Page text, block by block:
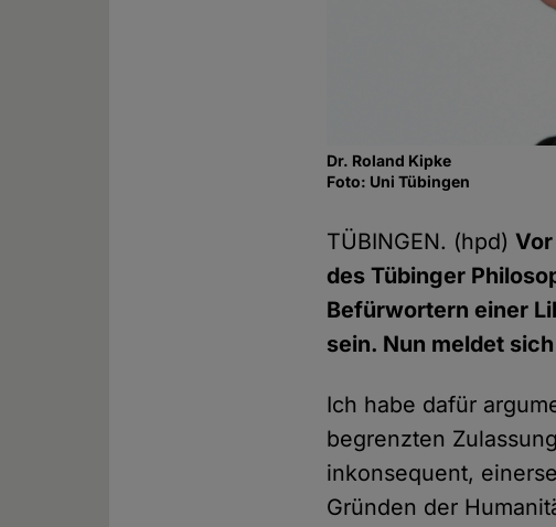
Dr. Roland Kipke
Foto: Uni Tübingen
TÜBINGEN. (hpd)
des Tübinger
Befürwortern einer
sein. Nun meldet
Ich habe dafür
begrenzten
inkonsequent,
Gründen der